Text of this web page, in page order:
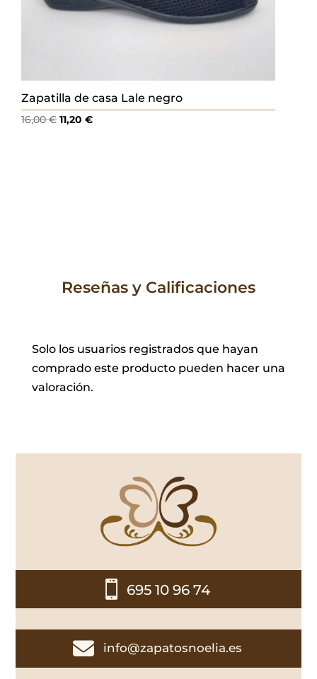
Zapatilla de casa Lale negro
16,00€El
11,20€El
Reseñas y Calificaciones
Solo los usuarios registrados que hayan
comprado este producto pueden hacer una
valoración.
 695 10 96 74
 info@zapatosnoelia.es